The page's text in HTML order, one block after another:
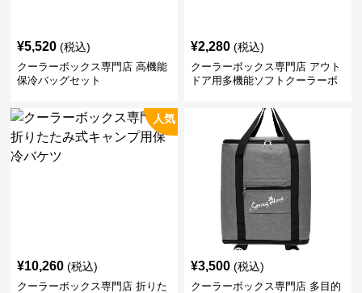
¥5,520 (税込)
クーラーボックス専門店 高機能
保冷バッグセット
¥2,280 (税込)
クーラーボックス専門店 アウト
ドア用多機能ソフトクーラーボ
人気
¥10,260 (税込)
クーラーボックス専門店 折りた
¥3,500 (税込)
クーラーボックス専門店 多目的